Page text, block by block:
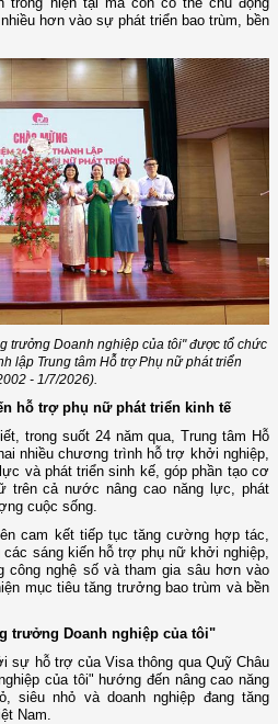
hơn vào sự phát triển bao trùm, bền
trưởng Doanh nghiệp của tôi" được tổ chức
lập Trung tâm Hỗ trợ Phụ nữ phát triển
- 1/7/2026).
hỗ trợ phụ nữ phát triển kinh tế
trong suốt 24 năm qua, Trung tâm Hỗ
nhiều chương trình hỗ trợ khởi nghiệp,
và phát triển sinh kế, góp phần tạo cơ
trên cả nước nâng cao năng lực, phát
cuộc sống.
cam kết tiếp tục tăng cường hợp tác,
sáng kiến hỗ trợ phụ nữ khởi nghiệp,
công nghệ số và tham gia sâu hơn vào
mục tiêu tăng trưởng bao trùm và bền
trưởng Doanh nghiệp của tôi"
sự hỗ trợ của Visa thông qua Quỹ Châu
của tôi" hướng đến nâng cao năng
siêu nhỏ và doanh nghiệp đang tăng
Nam.